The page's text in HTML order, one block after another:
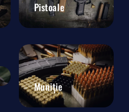
Pistoale
Muniție